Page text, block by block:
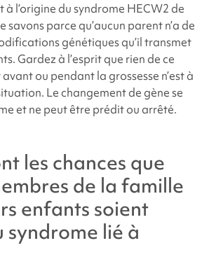
à l’origine dusyndrome HECW2 de
savons parce qu’aucun parent n’a de
génétiques qu’il transmet
Gardez à l’esprit que rien de ce
ou pendant la grossesse n’est à
Le changement de gène se
et ne peut être prédit ou arrêté.
les chances que
de la famille
enfants soient
syndrome lié à